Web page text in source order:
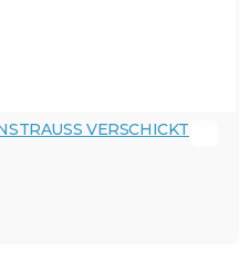
VERSCHICKT N